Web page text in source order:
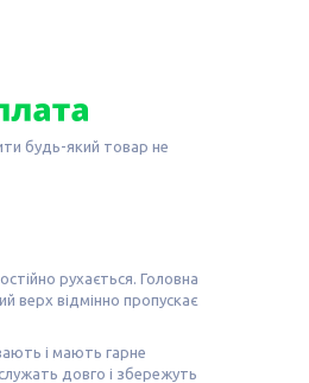
будь-який товар не
рухається. Головна
верх відмінно пропускає
і мають гарне
довго і збережуть